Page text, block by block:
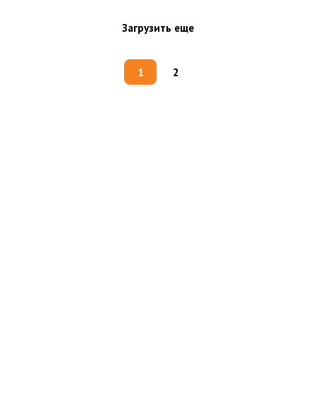
Загрузить еще
1 2